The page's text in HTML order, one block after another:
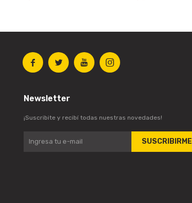
   
Newsletter
¡Suscribite y recibí todas nuestras novedades!
SUSCRIBIRME